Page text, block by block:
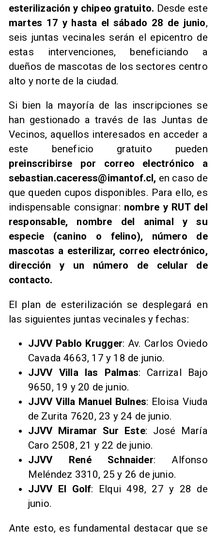
esterilización y chipeo gratuito. Desde este
martes 17 y hasta el sábado 28 de junio,
seis juntas vecinales serán el epicentro de
estas intervenciones, beneficiando a
dueños de mascotas de los sectores centro
alto y norte de la ciudad.
Si bien la mayoría de las inscripciones se
han gestionado a través de las Juntas de
Vecinos, aquellos interesados en acceder a
este beneficio gratuito pueden
preinscribirse por correo electrónico a
sebastian.caceress@imantof.cl, en caso de
que queden cupos disponibles. Para ello, es
indispensable consignar: nombre y RUT del
responsable, nombre del animal y su
especie (canino o felino), número de
mascotas a esterilizar, correo electrónico,
dirección y un número de celular de
contacto.
El plan de esterilización se desplegará en
las siguientes juntas vecinales y fechas:​
JJVV Pablo Krugger: Av. Carlos Oviedo
Cavada 4663, 17 y 18 de junio.
JJVV Villa las Palmas: Carrizal Bajo
9650, 19 y 20 de junio.
JJVV Villa Manuel Bulnes: Eloisa Viuda
de Zurita 7620, 23 y 24 de junio.
JJVV Miramar Sur Este: José María
Caro 2508, 21 y 22 de junio.
JJVV René Schnaider: Alfonso
Meléndez 3310, 25 y 26 de junio.
JJVV El Golf: Elqui 498, 27 y 28 de
junio.
Ante esto, es fundamental destacar que se